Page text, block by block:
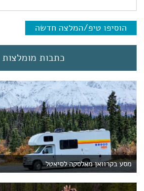
הוסיפו טיפ/המלצה חדשה
כתבות מומלצות
מסע בקרוואן מאלסקה לסיאטל